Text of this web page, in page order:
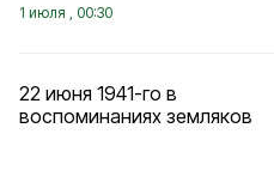
1 июля , 00:30
22 июня 1941-го в
воспоминаниях земляков